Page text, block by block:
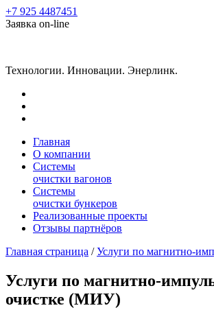
+7 925 4487451
Заявка on-line
Технологии. Инновации. Энерлинк.
Главная
О компании
Системы
очистки вагонов
Системы
очистки бункеров
Реализованные проекты
Отзывы партнёров
Главная страница /Услуги по магнитно-
Услуги по магнитно-
очистке (МИУ)